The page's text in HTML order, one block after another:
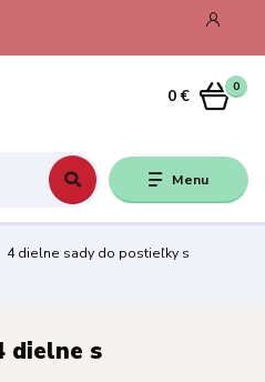
Menu
0
0 €
4 dielne sady do postieľky s
dielne s